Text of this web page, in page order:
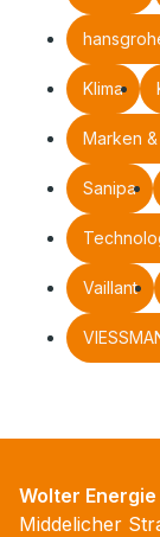
Klima
Marken
Sanipa
Vaillant
Wolter Energie
Middelicher